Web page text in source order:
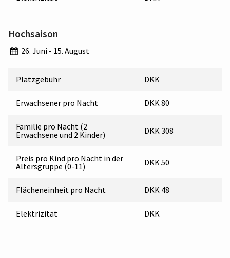
Hochsaison
26. Juni - 15. August
Platzgebühr DKK
Erwachsener pro Nacht DKK 80
Familie pro Nacht (2
Erwachsene und 2 Kinder)
DKK 308
Preis pro Kind pro Nacht in der
Altersgruppe (0-11)
DKK 50
Flächeneinheit pro Nacht DKK 48
Elektrizität DKK